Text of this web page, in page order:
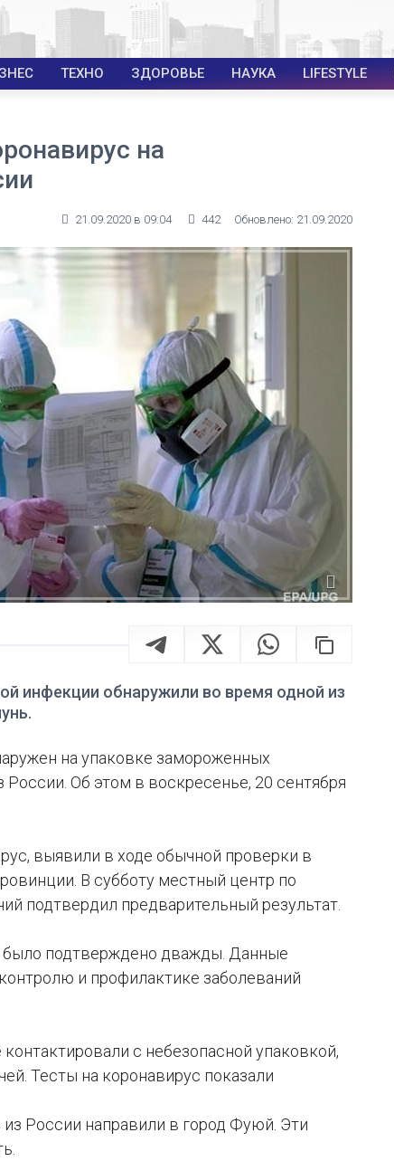
ТЕХНО ЗДОРОВЬЕ НАУКА LIFESTYLE
на
21.09.2020 в 09:04 442 Обновлено: 21.09.2020
инфекции обнаружили во время одной из
на упаковке замороженных
Об этом в воскресенье, 20 сентября
выявили в ходе обычной проверки в
В субботу местный центр по
подтвердил предварительный результат.
было подтверждено дважды. Данные
и профилактике заболеваний
с небезопасной упаковкой,
Тесты на коронавирус показали
России направили в город Фуюй. Эти